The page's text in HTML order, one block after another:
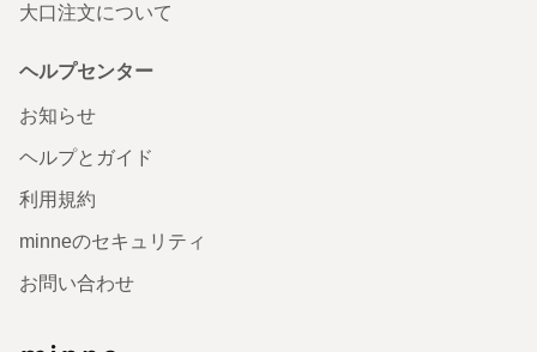
大口注文について
ヘルプセンター
お知らせ
ヘルプとガイド
利用規約
minneのセキュリティ
お問い合わせ